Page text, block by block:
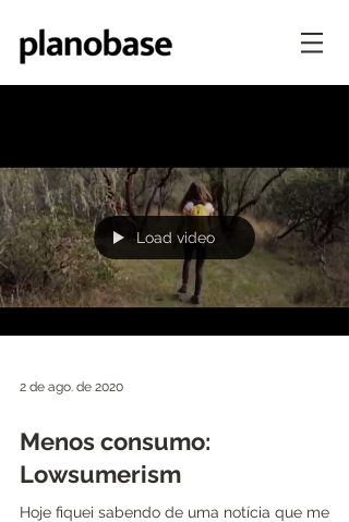
Load video
2 de ago. de 2020
Menos consumo:
Lowsumerism
Hoje fiquei sabendo de uma notícia que me